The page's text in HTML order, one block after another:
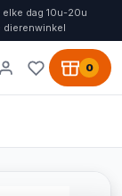
elke dag 10u-20u
dierenwinkel
0